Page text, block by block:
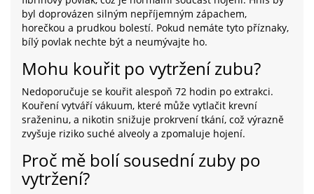
byl doprovázen silným nepříjemným zápachem,
horečkou a prudkou bolestí. Pokud nemáte tyto příznaky,
bílý povlak nechte být a neumývajte ho.
Mohu kouřit po vytržení zubu?
Nedoporučuje se kouřit alespoň 72 hodin po extrakci.
Kouření vytváří vákuum, které může vytlačit krevní
sraženinu, a nikotin snižuje prokrvení tkání, což výrazně
zvyšuje riziko suché alveoly a zpomaluje hojení.
Proč mě bolí sousední zuby po
vytržení?